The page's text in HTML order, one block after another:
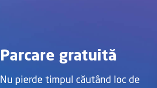
Parcare gratuită
Nu pierde timpul căutând loc de